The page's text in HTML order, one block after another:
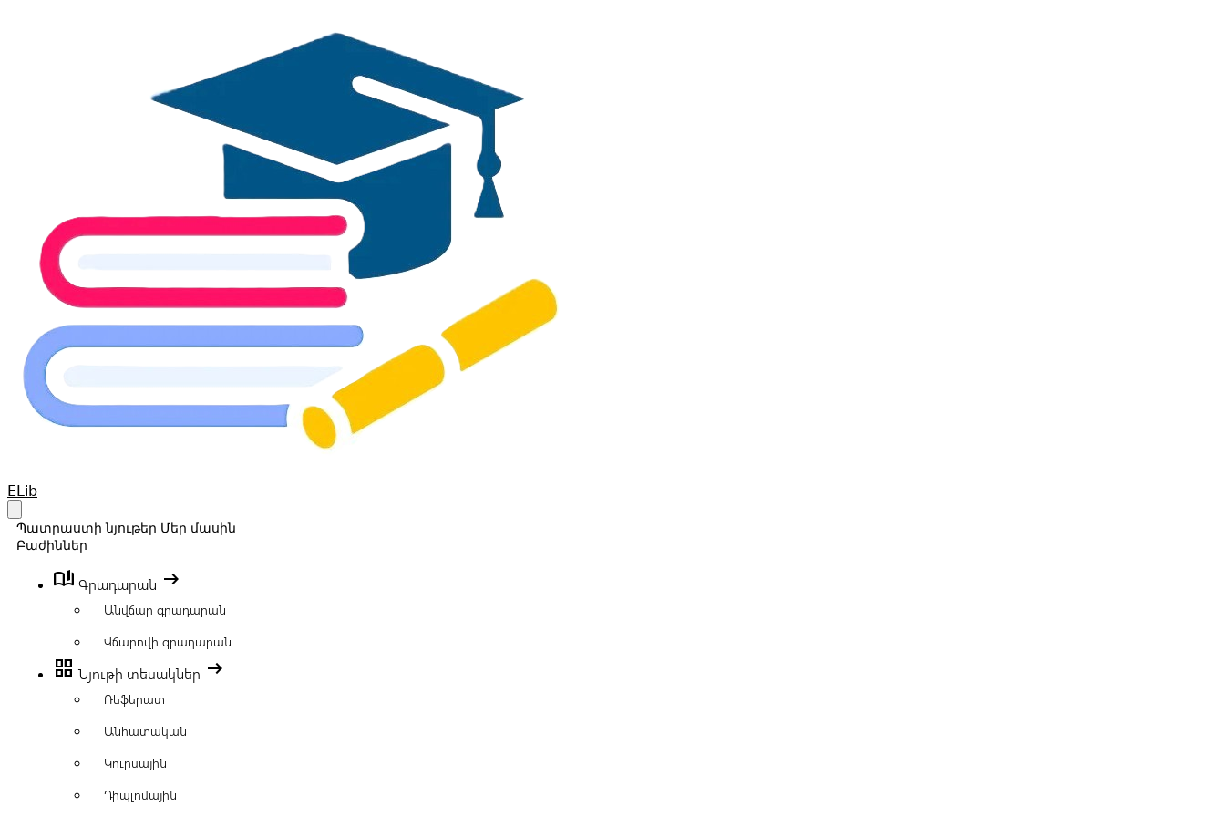
Your Company
ELib
Պատրաստի նյութեր Մեր մասին
Բաժիններ
book_ribbon Գրադարան arrow_right_alt
Անվճար գրադարան
Վճարովի գրադարան
grid_view Նյութի տեսակներ arrow_right_alt
Ռեֆերատ
Անհատական
Կուրսային
Դիպլոմային